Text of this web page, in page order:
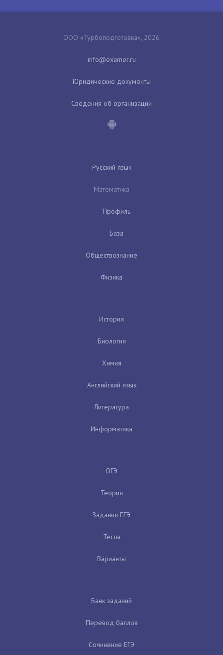
ООО «Турбоподготовка», 2026
Юридические документы
Сведения об организации
Русский язык
Математика
Профиль
База
Обществознание
Физика
История
Биология
Химия
Английский язык
Литература
Информатика
ОГЭ
Теория
Задания ЕГЭ
Тесты
Варианты
Банк заданий
Перевод баллов
Сочинение ЕГЭ